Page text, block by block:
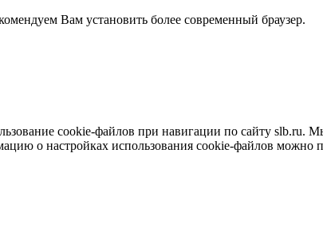
Вам установить более современный браузер.
cookie-файлов при навигации по сайту slb.ru.
о настройках использования cookie-файлов можно